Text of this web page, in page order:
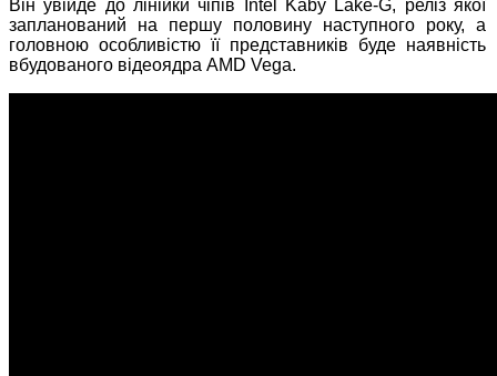
Він увійде до лінійки чіпів Intel Kaby Lake-G, реліз якої
запланований на першу половину наступного року, а
головною особливістю її представників буде наявність
вбудованого відеоядра AMD Vega.